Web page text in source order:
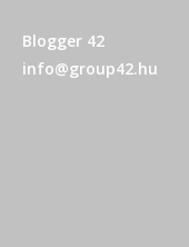
Blogger 42
info@group42.hu